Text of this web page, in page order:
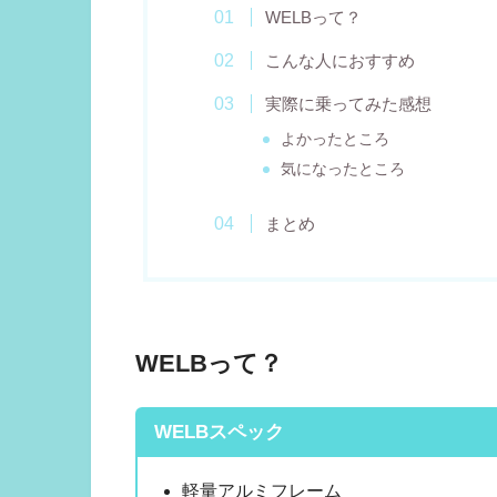
WELBって？
こんな人におすすめ
実際に乗ってみた感想
よかったところ
気になったところ
まとめ
WELBって？
WELBスペック
軽量アルミフレーム